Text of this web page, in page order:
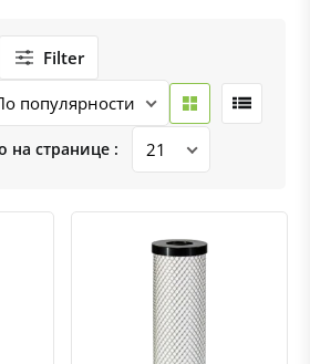
Filter
на странице :
Быстрый просмотрДобавить к сравнению